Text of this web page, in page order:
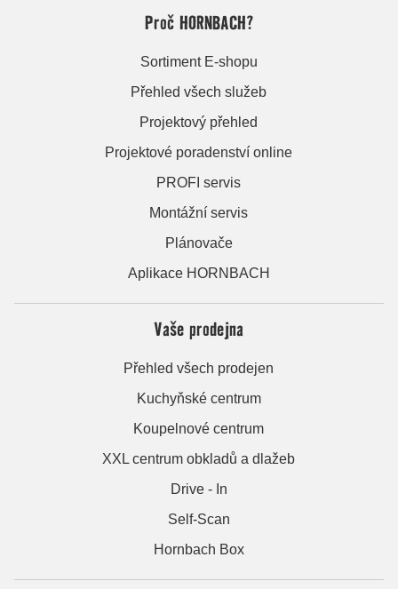
Proč HORNBACH?
Sortiment E-shopu
Přehled všech služeb
Projektový přehled
Projektové poradenství online
PROFI servis
Montážní servis
Plánovače
Aplikace HORNBACH
Vaše prodejna
Přehled všech prodejen
Kuchyňské centrum
Koupelnové centrum
XXL centrum obkladů a dlažeb
Drive - In
Self-Scan
Hornbach Box